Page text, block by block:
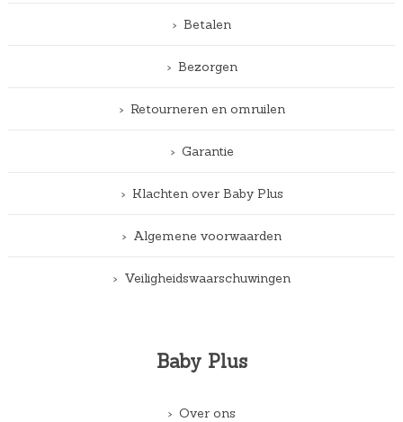
Betalen
Bezorgen
Retourneren en omruilen
Garantie
Klachten over Baby Plus
Algemene voorwaarden
Veiligheidswaarschuwingen
Baby Plus
Over ons